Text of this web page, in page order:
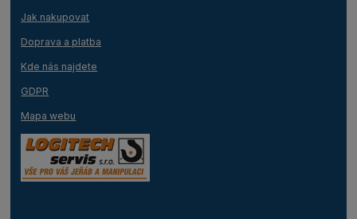
Jak nakupovat
Doprava a platba
Kde nás najdete
GDPR
Mapa webu